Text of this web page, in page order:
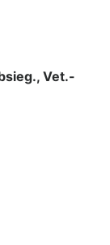
Vet.-